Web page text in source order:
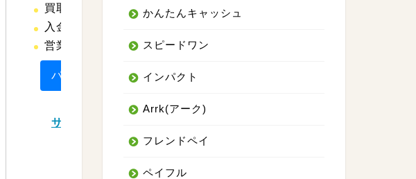
買取率：60％~
入金時間：最短10分
営業時間：24時間
パートナー公式サイト
サービス詳細はこちら
かんたんキャッシュ
スピードワン
インパクト
Arrk(アーク)
フレンドペイ
ペイフル